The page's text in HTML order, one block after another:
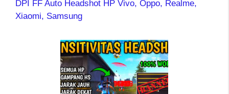
DPI FF Auto Headshot HP Vivo, Oppo, Realme,
Xiaomi, Samsung